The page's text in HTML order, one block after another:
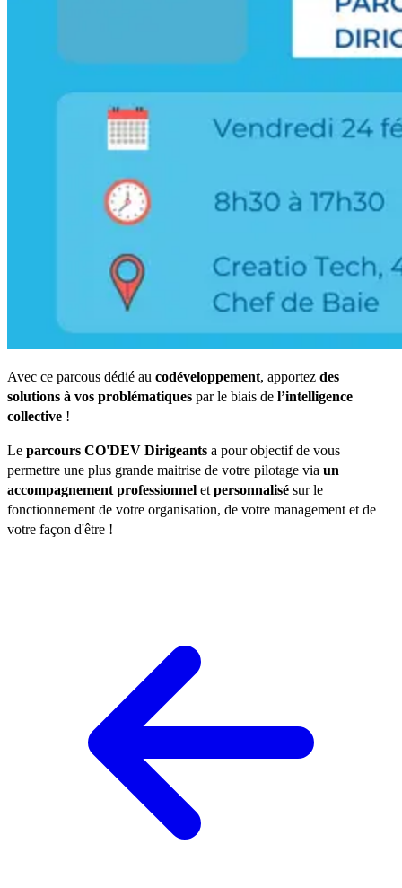
Avec ce parcous dédié au codéveloppement, apportez des
solutions à vos problématiques par le biais de l’intelligence
collective !
Le parcours CO'DEV Dirigeants a pour objectif de vous
permettre une plus grande maitrise de votre pilotage via un
accompagnement professionnel et personnalisé sur le
fonctionnement de votre organisation, de votre management et de
votre façon d'être !